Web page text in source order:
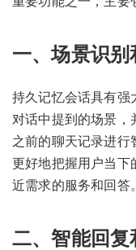
一、场景识
持久记忆会话具有强
对话中提到的场景，
之前的聊天记录进
更好地把握用户当
近需求的服务和回答。
二、智能回复